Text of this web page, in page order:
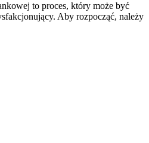
to proces, który może być
Aby rozpocząć, należy